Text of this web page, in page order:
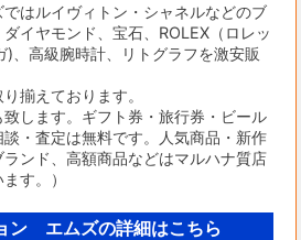
はルイヴィトン・シャネルなどのブ
イヤモンド、宝石、ROLEX（ロレッ
、高級腕時計、リトグラフを激安販
揃えております。
します。ギフト券・旅行券・ビール
・査定は無料です。人気商品・新作
ンド、高額商品などはマルハナ質店
す。）
ン エムズの詳細はこちら